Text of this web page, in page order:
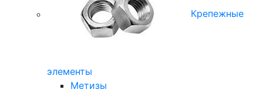
Крепежные
элементы
Метизы